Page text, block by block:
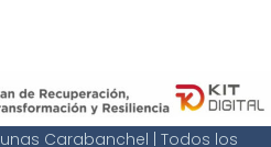
Carabanchel | Todos los